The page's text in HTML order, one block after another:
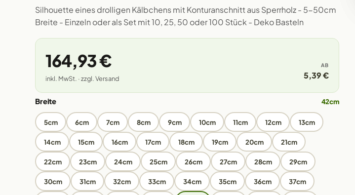
Silhouette eines drolligen Kälbchens mit Konturanschnitt aus Sperrholz - 5-50cm
Breite - Einzeln oder als Set mit 10, 25, 50 oder 100 Stück - Deko Basteln
164,93 €
inkl. MwSt. · zzgl. Versand
AB
5,39 €
Breite 42cm
5cm 6cm 7cm 8cm 9cm 10cm 11cm 12cm 13cm
14cm 15cm 16cm 17cm 18cm 19cm 20cm 21cm
22cm 23cm 24cm 25cm 26cm 27cm 28cm 29cm
30cm 31cm 32cm 33cm 34cm 35cm 36cm 37cm